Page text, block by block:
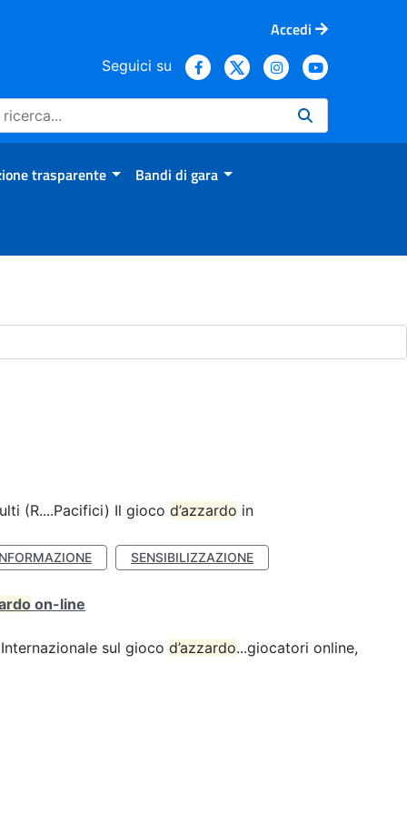
Accedi
Seguici su
trasparente Bandi di gara
(R....Pacifici) Il gioco d’azzardo in
SENSIBILIZZAZIONE
on-line
sul gioco d’azzardo...giocatori online,